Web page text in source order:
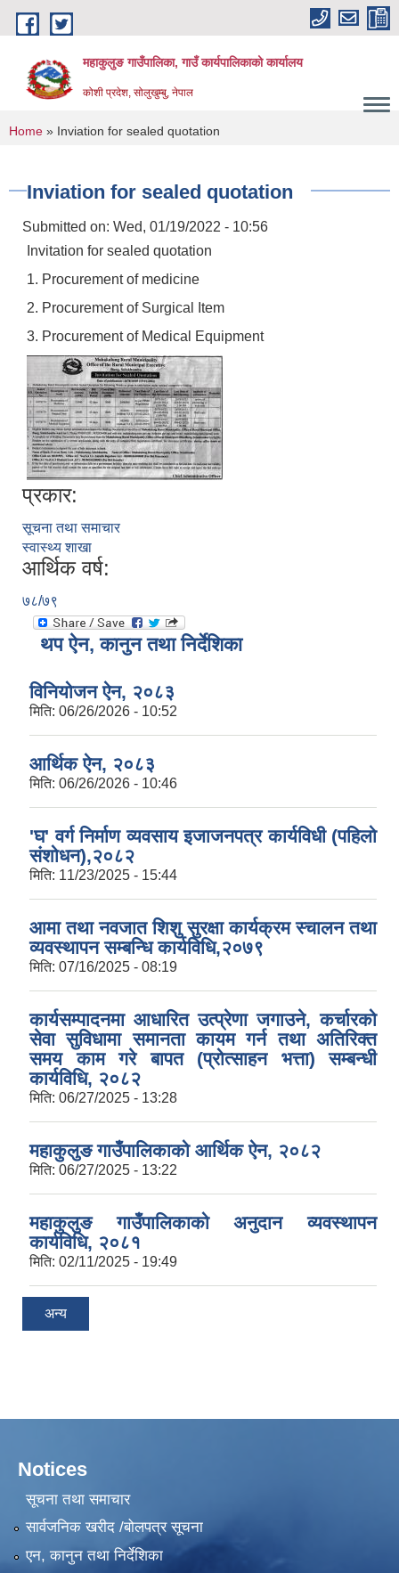
Skip to main content
महाकुलुङ गाउँपालिका, गाउँ कार्यपालिकाको कार्यालय
कोशी प्रदेश, सोलुखुम्बु, नेपाल
You are here
Home » Inviation for sealed quotation
Inviation for sealed quotation
Submitted on: Wed, 01/19/2022 - 10:56
Invitation for sealed quotation
1. Procurement of medicine
2. Procurement of Surgical Item
3. Procurement of Medical Equipment
प्रकार:
सूचना तथा समाचार
स्वास्थ्य शाखा
आर्थिक वर्ष:
७८/७९
थप ऐन, कानुन तथा निर्देशिका
विनियोजन ऐन, २०८३
मिति: 06/26/2026 - 10:52
आर्थिक ऐन, २०८३
मिति: 06/26/2026 - 10:46
'घ' वर्ग निर्माण व्यवसाय इजाजनपत्र कार्यविधी (पहिलो
संशोधन),२०८२
मिति: 11/23/2025 - 15:44
आमा तथा नवजात शिशु सुरक्षा कार्यक्रम स्चालन तथा
व्यवस्थापन सम्बन्धि कार्यविधि,२०७९
मिति: 07/16/2025 - 08:19
कार्यसम्पादनमा आधारित उत्प्रेणा जगाउने, कर्चारको
सेवा सुविधामा समानता कायम गर्न तथा अतिरिक्त
समय काम गरे बापत (प्रोत्साहन भत्ता) सम्बन्धी
कार्यविधि, २०८२
मिति: 06/27/2025 - 13:28
महाकुलुङ गाउँपालिकाको आर्थिक ऐन, २०८२
मिति: 06/27/2025 - 13:22
महाकुलुङ गाउँपालिकाको अनुदान व्यवस्थापन
कार्यविधि, २०८१
मिति: 02/11/2025 - 19:49
अन्य
Notices
सूचना तथा समाचार
सार्वजनिक खरीद /बोलपत्र सूचना
एन, कानुन तथा निर्देशिका